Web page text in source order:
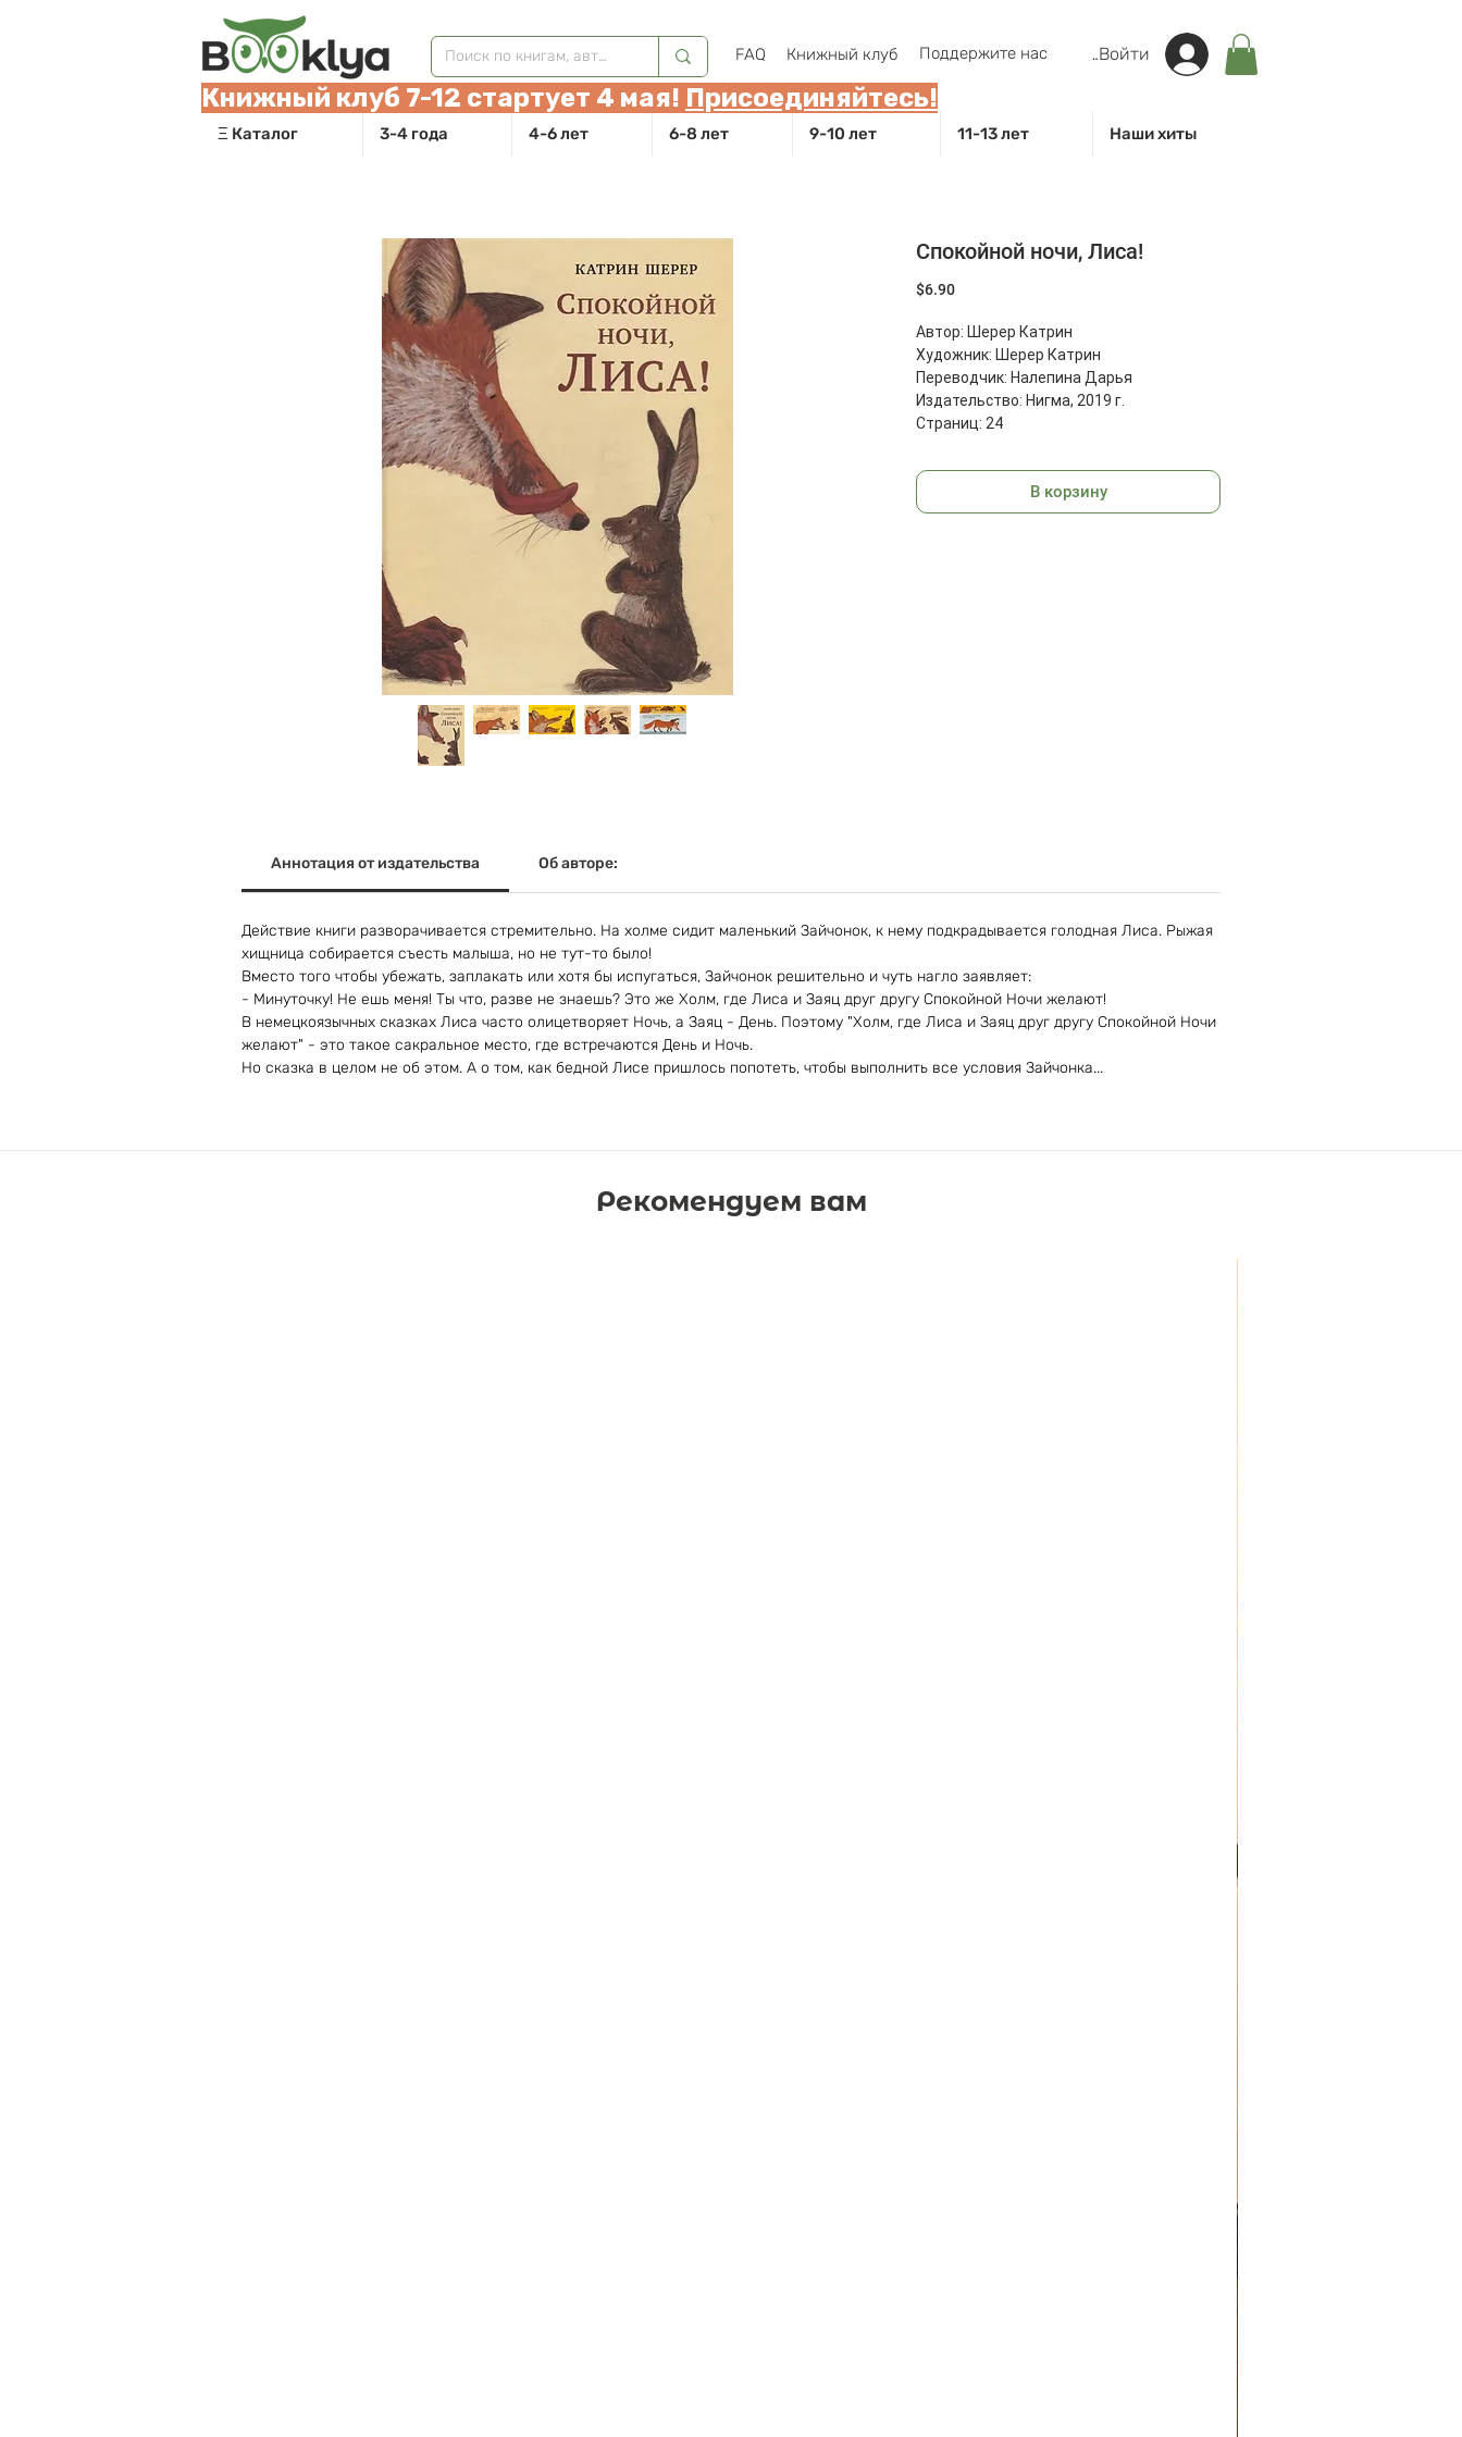
FAQ Книжный клуб Поддержите нас Войти
Ξ Каталог 3-4 года 4-6 лет 6-8 лет 9-10 лет 11-13 лет Наши хиты
Книжный клуб 7-12 стартует 4 мая! Присоединяйтесь!
Спокойной ночи, Лиса!
$6.90Цена
Автор: Шерер Катрин
Художник: Шерер Катрин
Переводчик: Налепина Дарья
Издательство: Нигма, 2019 г.
Страниц: 24
Масса: 362 г
В корзину
Аннотация от издательства Об авторе:
Действие книги разворачивается стремительно. На холме сидит маленький Зайчонок, к нему подкрадывается голодная Лиса. Рыжая
хищница собирается съесть малыша, но не тут-то было!
Вместо того чтобы убежать, заплакать или хотя бы испугаться, Зайчонок решительно и чуть нагло заявляет:
- Минуточку! Не ешь меня! Ты что, разве не знаешь? Это же Холм, где Лиса и Заяц друг другу Спокойной Ночи желают!
В немецкоязычных сказках Лиса часто олицетворяет Ночь, а Заяц - День. Поэтому "Холм, где Лиса и Заяц друг другу Спокойной Ночи
желают" - это такое сакральное место, где встречаются День и Ночь.
Но сказка в целом не об этом. А о том, как бедной Лисе пришлось попотеть, чтобы выполнить все условия Зайчонка...
Рекомендуем вам